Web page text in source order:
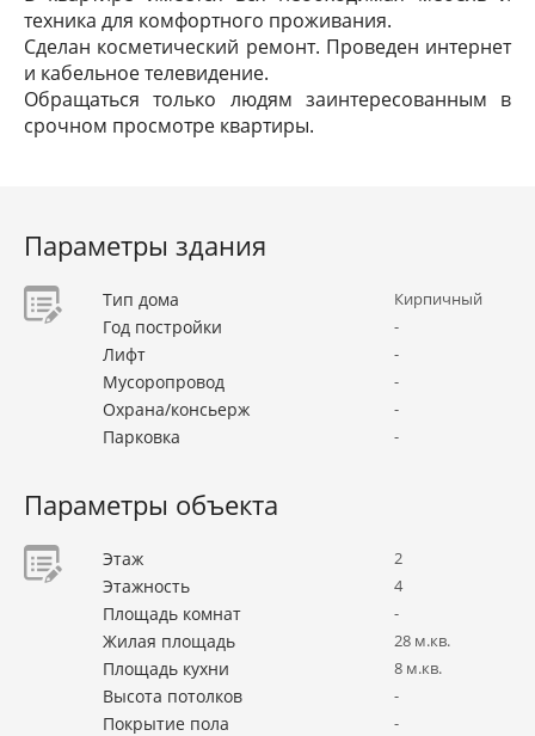
техника для комфортного проживания.
Сделан косметический ремонт. Проведен интернет
и кабельное телевидение.
Обращаться только людям заинтересованным в
срочном просмотре квартиры.
Параметры здания
Тип дома Кирпичный
Год постройки -
Лифт -
Мусоропровод -
Охрана/консьерж -
Парковка -
Параметры объекта
Этаж 2
Этажность 4
Площадь комнат -
Жилая площадь 28 м.кв.
Площадь кухни 8 м.кв.
Высота потолков -
Покрытие пола -